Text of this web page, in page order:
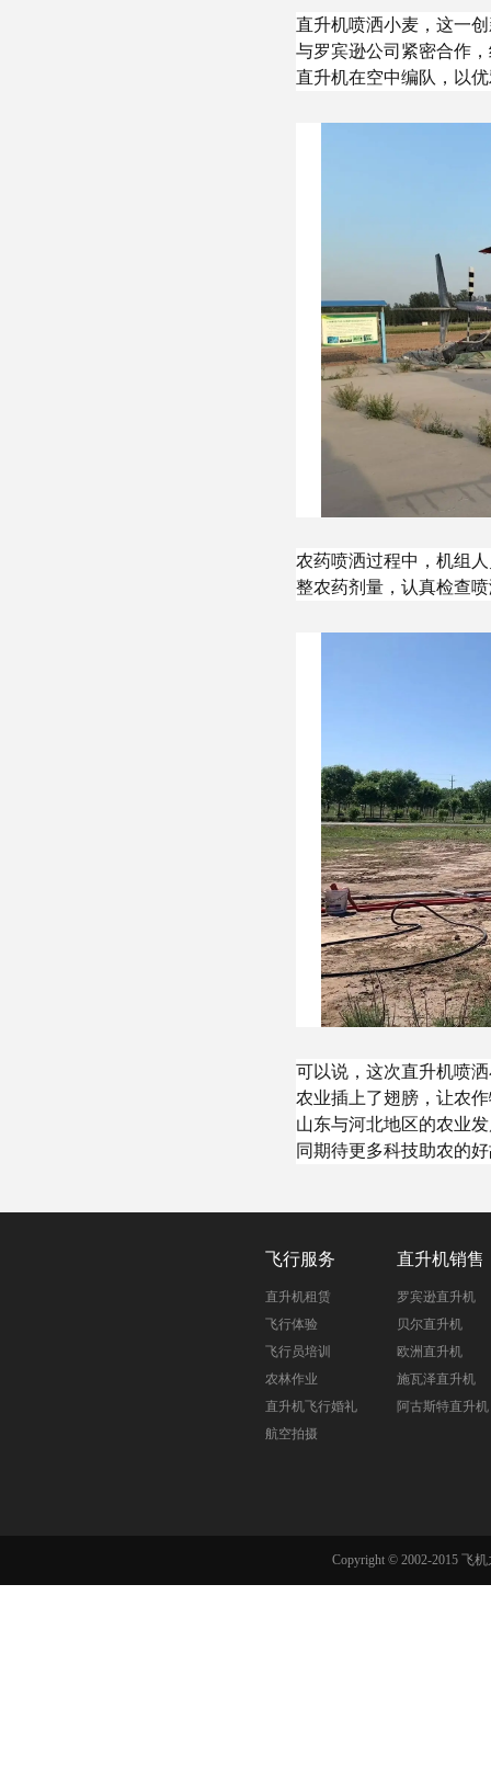
直升机喷洒小麦，这一
与罗宾逊公司紧密合作
直升机在空中编队，以
农药喷洒过程中，机组
整农药剂量，认真检查
可以说，这次直升机喷
农业插上了翅膀，让农
山东与河北地区的农业
同期待更多科技助农的
飞行服务
直升机租赁
飞行体验
飞行员培训
农林作业
直升机飞行婚礼
航空拍摄
直升机销售
罗宾逊直升机
贝尔直升机
欧洲直升机
施瓦泽直升机
阿古斯特直升机
Copyright © 2002-2015 飞